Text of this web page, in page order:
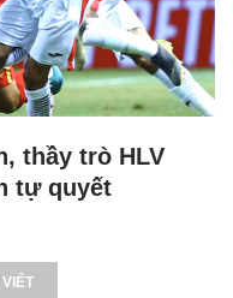
thầy trò HLV
tự quyết